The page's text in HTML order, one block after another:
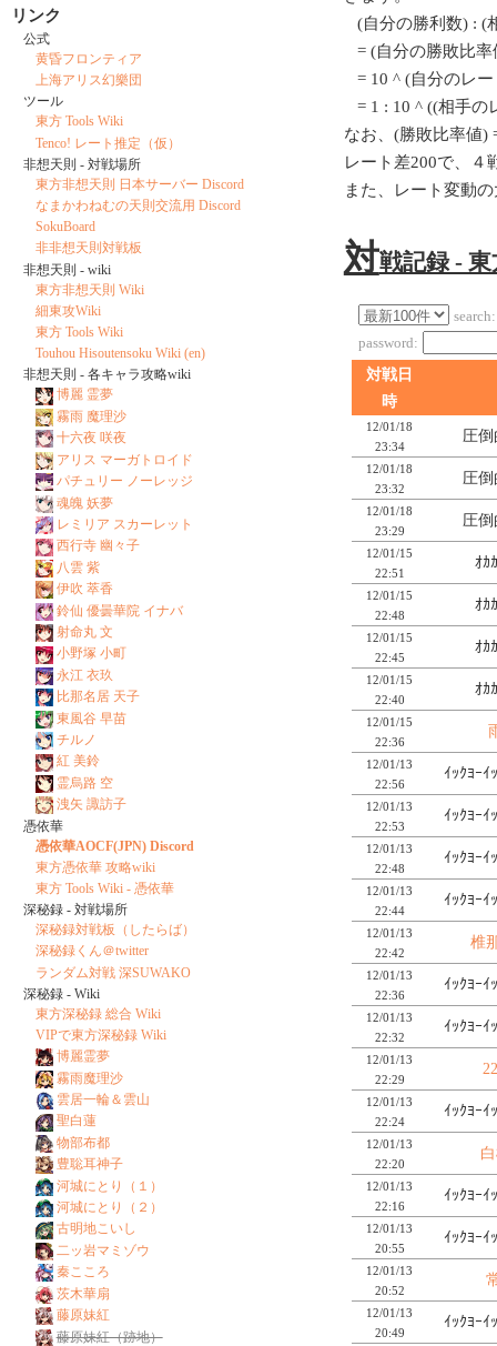
(自分の勝利数) : (
= (自分の勝敗比率
= 10 ^ (自分のレー
= 1 : 10 ^ ((相手の
なお、(勝敗比率値)
レート差200で、４
また、レート変動
対戦記録 -
search:
password:
対戦日
時
12/01/18
23:34
圧
12/01/18
23:32
圧
12/01/18
23:29
圧
12/01/15
22:51
ｵｶ
12/01/15
22:48
ｵｶ
12/01/15
22:45
ｵｶ
12/01/15
22:40
ｵｶ
12/01/15
22:36
12/01/13
22:56
ｲｯｸﾖｰｲ
12/01/13
22:53
ｲｯｸﾖｰｲ
12/01/13
22:48
ｲｯｸﾖｰｲ
12/01/13
22:44
ｲｯｸﾖｰｲ
12/01/13
22:42
椎
12/01/13
22:36
ｲｯｸﾖｰｲ
12/01/13
22:32
ｲｯｸﾖｰｲ
12/01/13
22:29
12/01/13
22:24
ｲｯｸﾖｰｲ
12/01/13
22:20
12/01/13
22:16
ｲｯｸﾖｰｲ
12/01/13
20:55
ｲｯｸﾖｰｲ
12/01/13
20:52
12/01/13
20:49
ｲｯｸﾖｰｲ
リンク
公式
黄昏フロンティア
上海アリス幻樂団
ツール
東方 Tools Wiki
Tenco! レート推定（仮）
非想天則 - 対戦場所
東方非想天則 日本サーバー Discord
なまかわねむの天則交流用 Discord
SokuBoard
非非想天則対戦板
非想天則 - wiki
東方非想天則 Wiki
細東攻Wiki
東方 Tools Wiki
Touhou Hisoutensoku Wiki (en)
非想天則 - 各キャラ攻略wiki
博麗 霊夢
霧雨 魔理沙
十六夜 咲夜
アリス マーガトロイド
パチュリー ノーレッジ
魂魄 妖夢
レミリア スカーレット
西行寺 幽々子
八雲 紫
伊吹 萃香
鈴仙 優曇華院 イナバ
射命丸 文
小野塚 小町
永江 衣玖
比那名居 天子
東風谷 早苗
チルノ
紅 美鈴
霊烏路 空
洩矢 諏訪子
憑依華
憑依華AOCF(JPN) Discord
東方憑依華 攻略wiki
東方 Tools Wiki - 憑依華
深秘録 - 対戦場所
深秘録対戦板（したらば）
深秘録くん＠twitter
ランダム対戦 深SUWAKO
深秘録 - Wiki
東方深秘録 総合 Wiki
VIPで東方深秘録 Wiki
博麗霊夢
霧雨魔理沙
雲居一輪＆雲山
聖白蓮
物部布都
豊聡耳神子
河城にとり（１）
河城にとり（２）
古明地こいし
二ッ岩マミゾウ
秦こころ
茨木華扇
藤原妹紅
藤原妹紅（跡地）